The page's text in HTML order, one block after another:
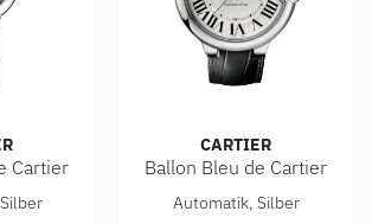
Cartier
de Cartier, Ref: WSBB0073, Preis:
CARTIER
Ballon Bleu de Cartier
Cartier Ballon Bleu de
Automatik, Silber